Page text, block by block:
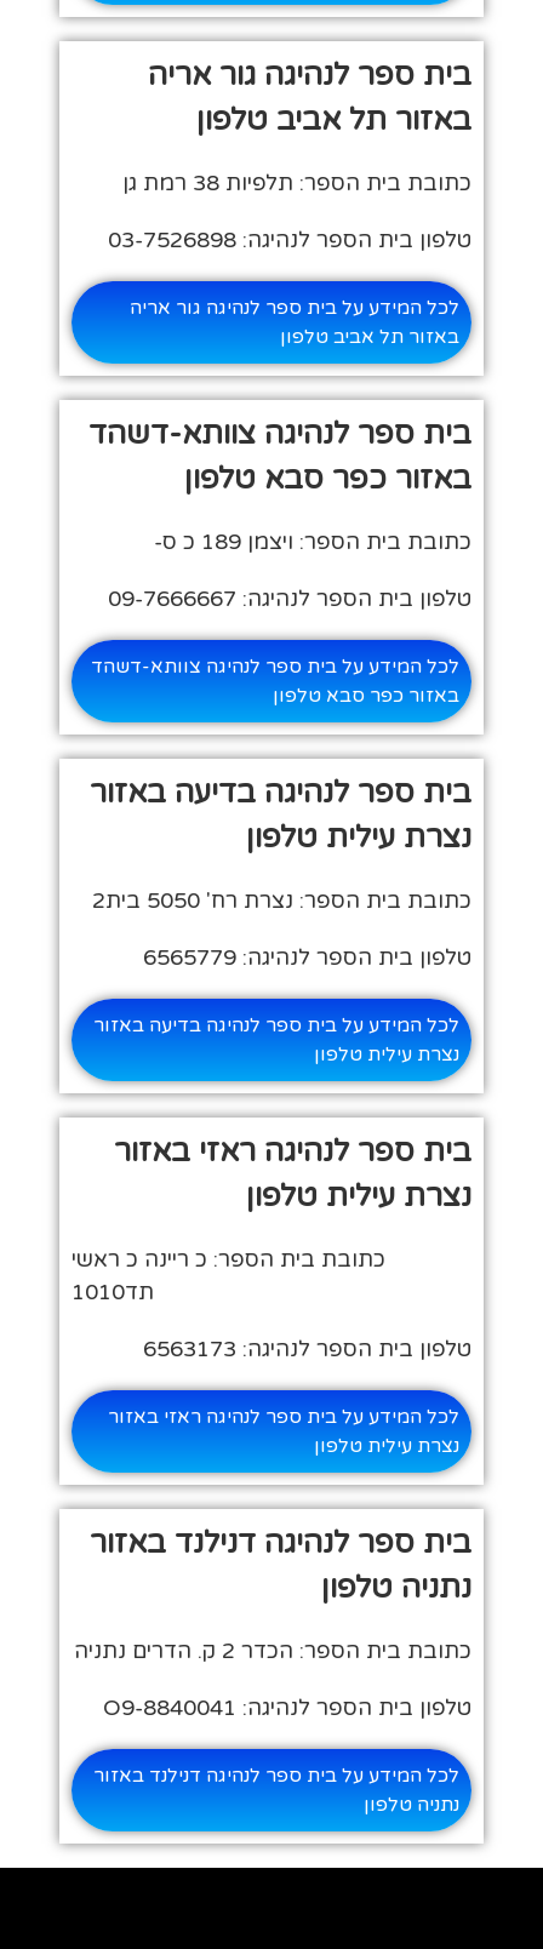
בית ספר לנהיגה גור אריה
באזור תל אביב טלפון
כתובת בית הספר: תלפיות 38 רמת גן
טלפון בית הספר לנהיגה: 03-7526898
לכל המידע על בית ספר לנהיגה גור אריה
באזור תל אביב טלפון
בית ספר לנהיגה צוותא-דשהד
באזור כפר סבא טלפון
כתובת בית הספר: ויצמן 189 כ ס-
טלפון בית הספר לנהיגה: 09-7666667
לכל המידע על בית ספר לנהיגה צוותא-דשהד
באזור כפר סבא טלפון
בית ספר לנהיגה בדיעה באזור
נצרת עילית טלפון
כתובת בית הספר: נצרת רח' 5050 בית2
טלפון בית הספר לנהיגה: 6565779
לכל המידע על בית ספר לנהיגה בדיעה באזור
נצרת עילית טלפון
בית ספר לנהיגה ראזי באזור
נצרת עילית טלפון
כתובת בית הספר: כ ריינה כ ראשי
תד1010
טלפון בית הספר לנהיגה: 6563173
לכל המידע על בית ספר לנהיגה ראזי באזור
נצרת עילית טלפון
בית ספר לנהיגה דנילנד באזור
נתניה טלפון
כתובת בית הספר: הכדר 2 ק. הדרים נתניה
טלפון בית הספר לנהיגה: O9-8840041
לכל המידע על בית ספר לנהיגה דנילנד באזור
נתניה טלפון